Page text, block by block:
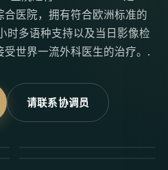
医院，拥有符合欧洲标准的
时多语种支持以及当日影像检
世界一流外科医生的治疗。.
请联系协调员